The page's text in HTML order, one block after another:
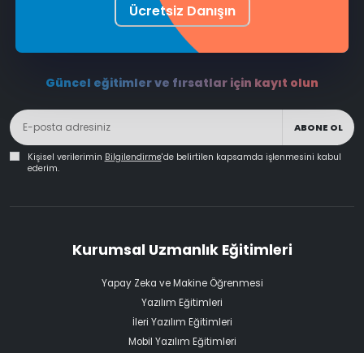
Ücretsiz Danışın
Güncel eğitimler ve fırsatlar için kayıt olun
ABONE OL
Kişisel verilerimin Bilgilendirme'de belirtilen kapsamda işlenmesini kabul
ederim.
Kurumsal Uzmanlık Eğitimleri
Yapay Zeka ve Makine Öğrenmesi
Yazılım Eğitimleri
İleri Yazılım Eğitimleri
Mobil Yazılım Eğitimleri